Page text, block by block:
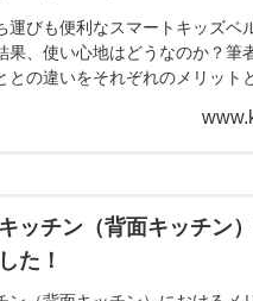
運びも便利なスマートキッズベ
果、使い心地はどうなのか？筆
との違いをそれぞれのメリット
ッチン（背面キッチン
た！